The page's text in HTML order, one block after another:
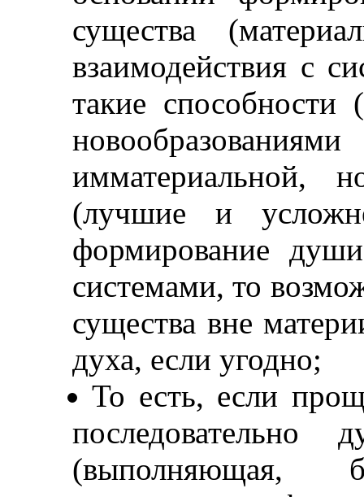
существа
взаимодействия с
такие способности
имматериальной,
(лучшие и
формирование
системами, то
существа вне
духа, если угодно;
То есть, если
(выполняющая,